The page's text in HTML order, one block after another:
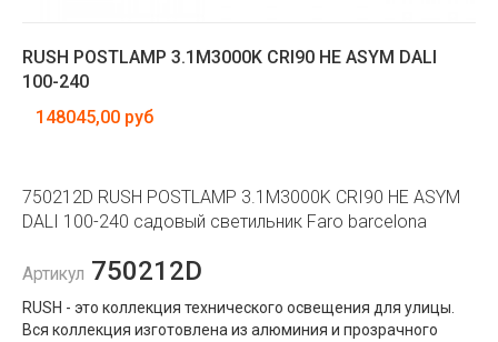
RUSH POSTLAMP 3.1M3000K CRI90 HE ASYM DALI
100-240
148045,00 руб
750212D RUSH POSTLAMP 3.1M3000K CRI90 HE ASYM
DALI 100-240 садовый светильник Faro barcelona
Артикул 750212D
RUSH - это коллекция технического освещения для улицы.
Вся коллекция изготовлена ​​из алюминия и прозрачного